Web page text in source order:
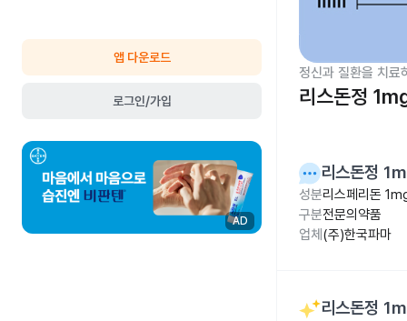
앱 다운로드
로그인/가입
AD
정신과 질환을 치료
리스돈정
리스돈정
성분리스페리돈
구분전문의약품
업체 (주)한국파마
리스돈정